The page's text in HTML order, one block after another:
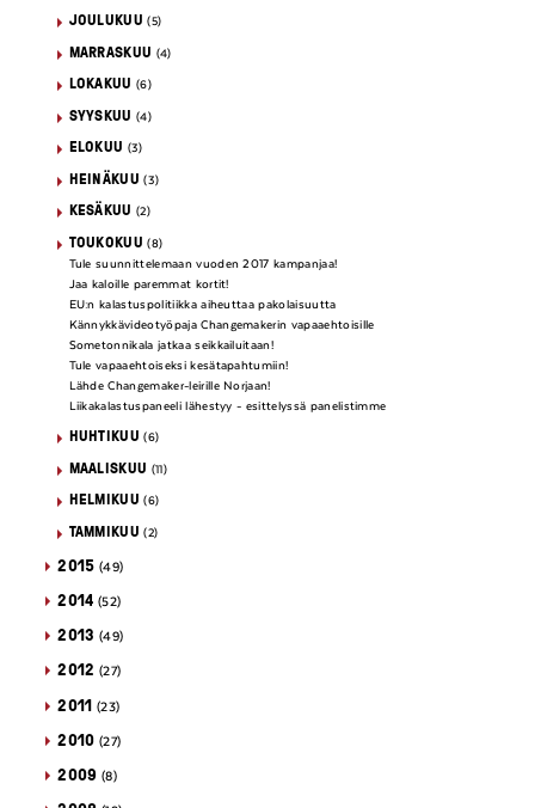
JOULUKUU (5)
MARRASKUU (4)
LOKAKUU (6)
SYYSKUU (4)
ELOKUU (3)
HEINÄKUU (3)
KESÄKUU (2)
TOUKOKUU (8)
Tule suunnittelemaan vuoden 2017 kampanjaa!
Jaa kaloille paremmat kortit!
EU:n kalastuspolitiikka aiheuttaa pakolaisuutta
Kännykkävideotyöpaja Changemakerin vapaaehtoisille
Sometonnikala jatkaa seikkailuitaan!
Tule vapaaehtoiseksi kesätapahtumiin!
Lähde Changemaker-leirille Norjaan!
Liikakalastuspaneeli lähestyy - esittelyssä panelistimme
HUHTIKUU (6)
MAALISKUU (11)
HELMIKUU (6)
TAMMIKUU (2)
2015 (49)
2014 (52)
2013 (49)
2012 (27)
2011 (23)
2010 (27)
2009 (8)